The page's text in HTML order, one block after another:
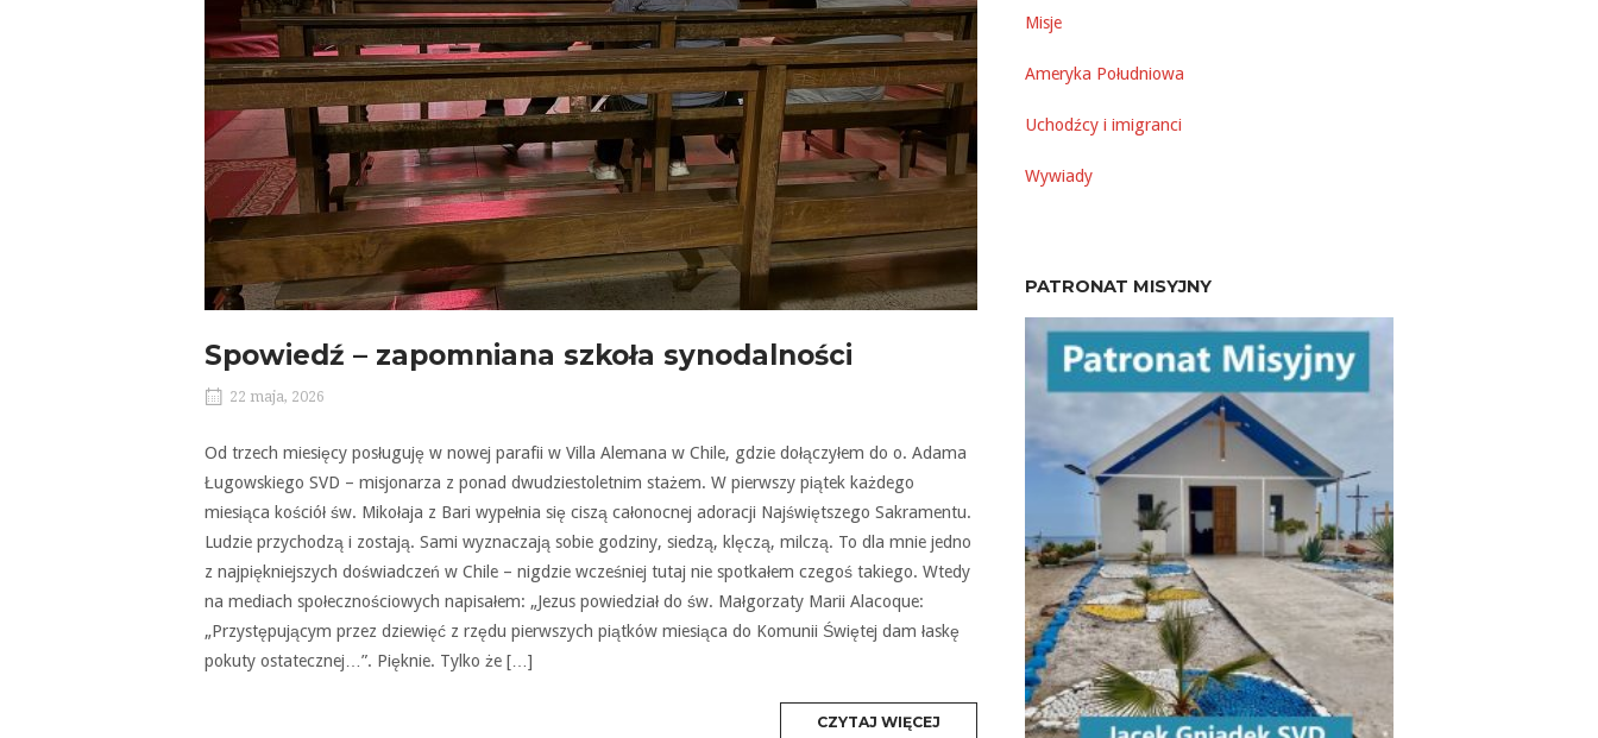
Spowiedź – zapomniana szkoła synodalności
22 maja, 2026
Od trzech miesięcy posługuję w nowej parafii w Villa Alemana w Chile, gdzie dołączyłem do o. Adama
Ługowskiego SVD – misjonarza z ponad dwudziestoletnim stażem. W pierwszy piątek każdego
miesiąca kościół św. Mikołaja z Bari wypełnia się ciszą całonocnej adoracji Najświętszego Sakramentu.
Ludzie przychodzą i zostają. Sami wyznaczają sobie godziny, siedzą, klęczą, milczą. To dla mnie jedno
z najpiękniejszych doświadczeń w Chile – nigdzie wcześniej tutaj nie spotkałem czegoś takiego. Wtedy
na mediach społecznościowych napisałem: „Jezus powiedział do św. Małgorzaty Marii Alacoque:
„Przystępującym przez dziewięć z rzędu pierwszych piątków miesiąca do Komunii Świętej dam łaskę
pokuty ostatecznej…”. Pięknie. Tylko że […]
CZYTAJ WIĘCEJ
Misje
Ameryka Południowa
Uchodźcy i imigranci
Wywiady
PATRONAT MISYJNY